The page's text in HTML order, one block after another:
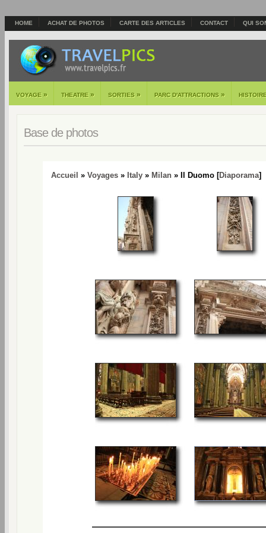
HOME ACHAT DE PHOTOS CARTE DES ARTICLES CONTACT QUI
VOYAGE » THEATRE » SORTIES » PARC D'ATTRACTIONS »
Base de photos
Accueil » Voyages » Italy » Milan » Il Duomo [Diaporama]